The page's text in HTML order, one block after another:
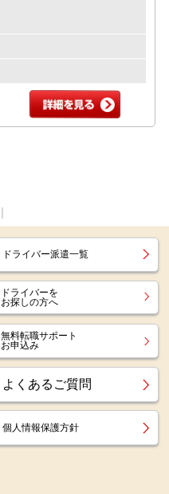
ドライバー派遣一覧
ドライバーを
お探しの方へ
無料転職サポート
お申込み
よくあるご質問
個人情報保護方針